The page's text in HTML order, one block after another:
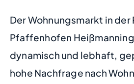
Der Wohnungsmarkt in der
Pfaffenhofen
dynamisch und lebhaft,
hohe Nachfrage nach